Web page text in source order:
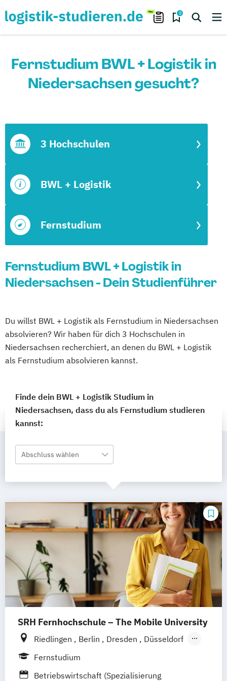
0
Fernstudium BWL + Logistik in
Niedersachsen gesucht?
Fernstudium
BWL + Logistik
3 Hochschulen
Fernstudium BWL + Logistik in
Niedersachsen - Dein Studienführer
Du willst BWL + Logistik als Fernstudium in Niedersachsen
absolvieren? Wir haben für dich 3 Hochschulen in
Niedersachsen recherchiert, an denen du BWL + Logistik
als Fernstudium absolvieren kannst.
Finde dein BWL + Logistik Studium in
Niedersachsen, dass du als Fernstudium studieren
kannst:
Abschluss wählen
SRH Fernhochschule – The Mobile University
Riedlingen Berlin Dresden
Düsseldorf
Hamburg
Fernstudium
Betriebswirtschaft (Spezialisierung